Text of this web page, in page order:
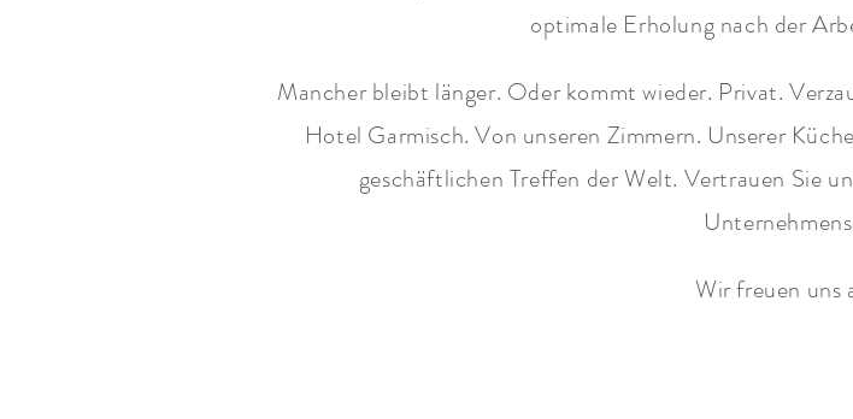
optimale Erholung nach der
Mancher bleibt länger. Oder kommt wieder. Privat.
Hotel Garmisch. Von unseren Zimmern. Unserer
geschäftlichen Treffen der Welt. Vertrauen Sie
Wir freuen uns